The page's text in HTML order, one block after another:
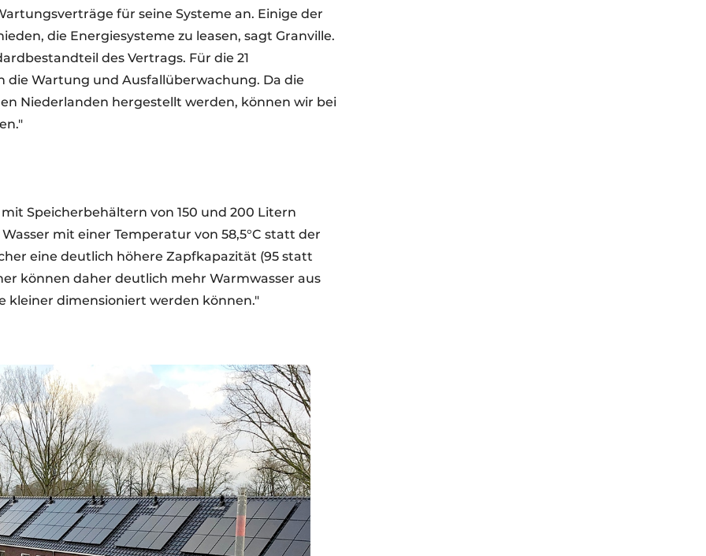
für seine Systeme an. Einige der
die Energiesysteme zu leasen, sagt Granville.
des Vertrags. Für die 21
Wartung und Ausfallüberwachung. Da die
Niederlanden hergestellt werden, können wir bei
Speicherbehältern von 150 und 200 Litern
mit einer Temperatur von 58,5°C statt der
eine deutlich höhere Zapfkapazität (95 statt
können daher deutlich mehr Warmwasser aus
kleiner dimensioniert werden können."